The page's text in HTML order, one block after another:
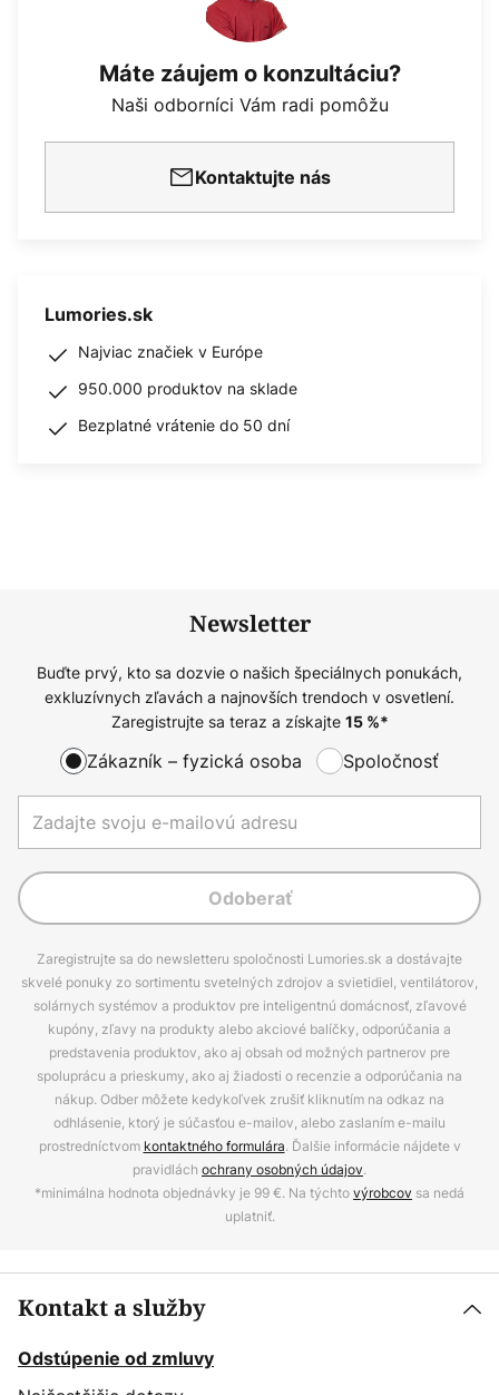
Máte záujem o konzultáciu?
Naši odborníci Vám radi pomôžu
Kontaktujte nás
Lumories.sk
Najviac značiek v Európe
950.000 produktov na sklade
Bezplatné vrátenie do 50 dní
Newsletter
Buďte prvý, kto sa dozvie o našich špeciálnych ponukách,
exkluzívnych zľavách a najnovších trendoch v osvetlení.
Zaregistrujte sa teraz a získajte 15%*
Zákazník – fyzická osoba Spoločnosť
Odoberať
Zaregistrujte sa do newsletteru spoločnosti Lumories.sk a dostávajte
skvelé ponuky zo sortimentu svetelných zdrojov a svietidiel, ventilátorov,
solárnych systémov a produktov pre inteligentnú domácnosť, zľavové
kupóny, zľavy na produkty alebo akciové balíčky, odporúčania a
predstavenia produktov, ako aj obsah od možných partnerov pre
spoluprácu a prieskumy, ako aj žiadosti o recenzie a odporúčania na
nákup. Odber môžete kedykoľvek zrušiť kliknutím na odkaz na
odhlásenie, ktorý je súčasťou e-mailov, alebo zaslaním e-mailu
prostredníctvom kontaktného formulára. Ďalšie informácie nájdete v
pravidlách ochrany osobných údajov.
*minimálna hodnota objednávky je 99 €. Na týchtovýrobcov sa nedá
uplatniť.
Kontakt a služby
Odstúpenie od zmluvy